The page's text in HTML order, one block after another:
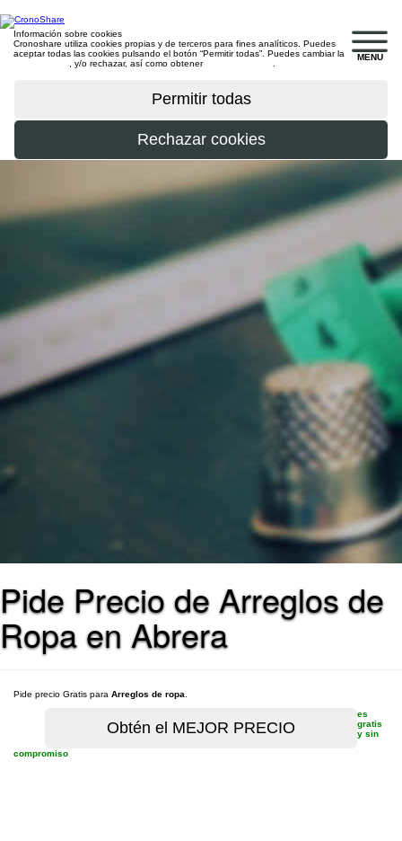
MENU
Información sobre cookies
Cronoshare utiliza cookies propias y de terceros para fines analíticos. Puedes
aceptar todas las cookies pulsando el botón “Permitir todas”. Puedes cambiar la
, y/o rechazar, así como obtener
Pide Precio de Arreglos de
Ropa en Abrera
Pide precio Gratis para Arreglos de ropa
es
gratis
y sin
compromiso